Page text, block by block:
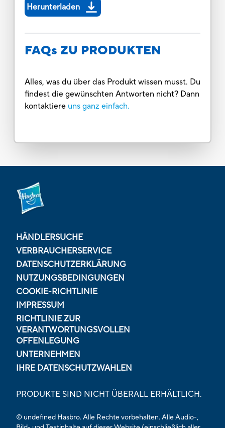
Herunterladen
FAQs ZU PRODUKTEN
Alles, was du über das Produkt wissen musst. Du
findest die gewünschten Antworten nicht? Dann
kontaktiere uns ganz einfach.
HÄNDLERSUCHE
VERBRAUCHERSERVICE
DATENSCHUTZERKLÄRUNG
NUTZUNGSBEDINGUNGEN
COOKIE-RICHTLINIE
IMPRESSUM
RICHTLINIE ZUR
VERANTWORTUNGSVOLLEN
OFFENLEGUNG
UNTERNEHMEN
IHRE DATENSCHUTZWAHLEN
PRODUKTE SIND NICHT ÜBERALL ERHÄLTLICH.
© undefined Hasbro. Alle Rechte vorbehalten. Alle Audio-,